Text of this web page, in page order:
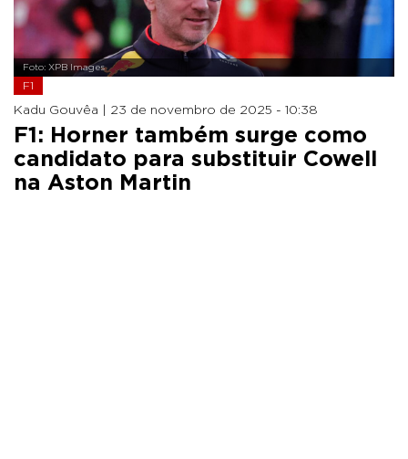
Foto: XPB Images
F1
Kadu Gouvêa | 23 de novembro de 2025 - 10:38
F1: Horner também surge como
candidato para substituir Cowell
na Aston Martin